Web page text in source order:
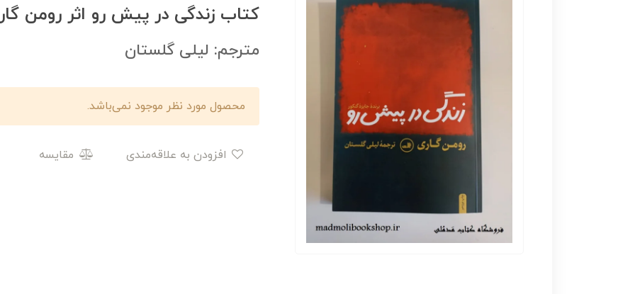
کتاب زندگی در پیش رو اثر رومن
مترجم: لیلی گلستان
محصول مورد نظر موجود نمی‌باشد.
مقایسه